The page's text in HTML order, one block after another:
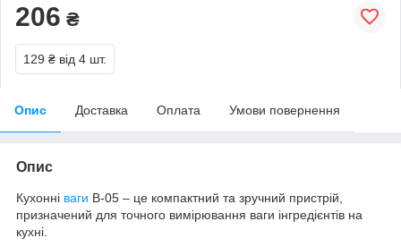
206 ₴
129 ₴ від 4 шт.
Опис Доставка Оплата Умови повернення
Опис
Кухонні ваги B-05 – це компактний та зручний пристрій,
призначений для точного вимірювання ваги інгредієнтів на
кухні.